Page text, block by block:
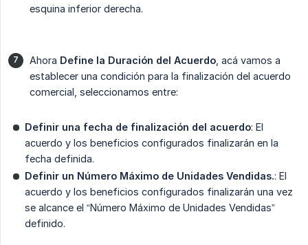
esquina inferior derecha.
Ahora Define la Duración del Acuerdo , acá vamos a
establecer una condición para la finalización del acuerdo
comercial, seleccionamos entre:
Definir una fecha de finalización del acuerdo: El
acuerdo y los beneficios configurados finalizarán en la
fecha definida.
Definir un Número Máximo de Unidades Vendidas.: El
acuerdo y los beneficios configurados finalizarán una vez
se alcance el “Número Máximo de Unidades Vendidas”
definido.